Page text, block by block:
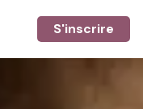
S'inscrire